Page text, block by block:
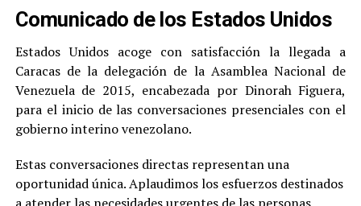
Comunicado de los Estados Unidos
Estados Unidos acoge con satisfacción la llegada a
Caracas de la delegación de la Asamblea Nacional de
Venezuela de 2015, encabezada por Dinorah Figuera,
para el inicio de las conversaciones presenciales con el
gobierno interino venezolano.
Estas conversaciones directas representan una
oportunidad única. Aplaudimos los esfuerzos destinados